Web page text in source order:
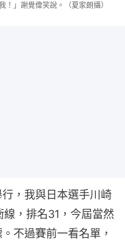
！」謝覺偉笑說。（夏家朗攝）
，我與日本選手川崎
，排名31，今屆當然
不過賽前一看名單，